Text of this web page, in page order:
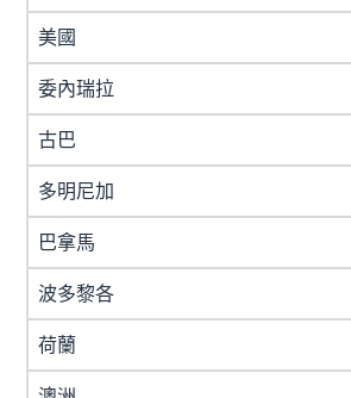
美國
委內瑞拉
古巴
多明尼加
巴拿馬
波多黎各
荷蘭